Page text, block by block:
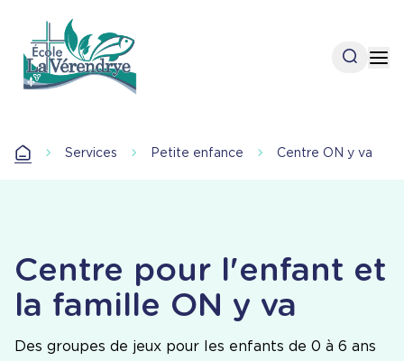
contenu
principal
Open
AccueilServices Petite enfance Centre ON y va
Centre pour l'enfant et
la famille ON y va
Des groupes de jeux pour les enfants de 0 à 6 ans